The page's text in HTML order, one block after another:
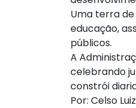
Uma terra
educação,
públicos.
A
celebrando
constrói
Por: Celso